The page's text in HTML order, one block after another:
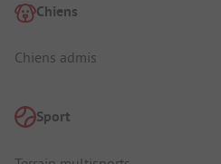
Chiens
Chiens admis
Sport